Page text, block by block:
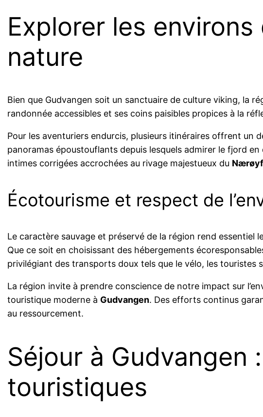
Explorer les
nature
Bien que Gudvangen soit un sanctuaire de culture viking, la
randonnée accessibles et ses coins paisibles propices à la
Pour les aventuriers endurcis, plusieurs itinéraires offrent
panoramas époustouflants depuis lesquels admirer le fjord
intimes corrigées accrochées au rivage majestueux du
Écotourisme et respect de
Le caractère sauvage et préservé de la région rend essentiel
Que ce soit en choisissant des hébergements
privilégiant des transports doux tels que le vélo, les
La région invite à prendre conscience de notre impact sur
touristique moderne à Gudvangen. Des efforts continus
au ressourcement.
Séjour à
touristiques